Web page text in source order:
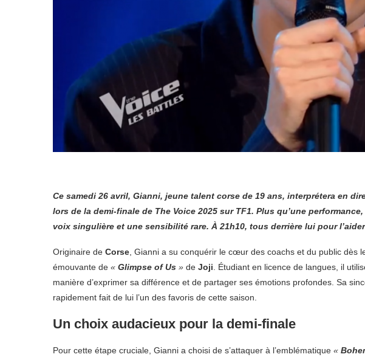
Ce samedi 26 avril, Gianni, jeune talent corse de 19 ans, interprétera en
lors de la demi-finale de The Voice 2025 sur TF1. Plus qu’une
voix singulière et une sensibilité rare. À 21h10, tous derrière lui pour
Originaire de Corse , Gianni a su conquérir le cœur des coachs et du public dès
émouvante de « Glimpse of Us » de Joji . Étudiant en licence de langues, il
manière d’exprimer sa différence et de partager ses émotions profondes. Sa
rapidement fait de lui l’un des favoris de cette saison.
Un choix audacieux pour la demi-finale
Pour cette étape cruciale, Gianni a choisi de s’attaquer à l’emblématique «